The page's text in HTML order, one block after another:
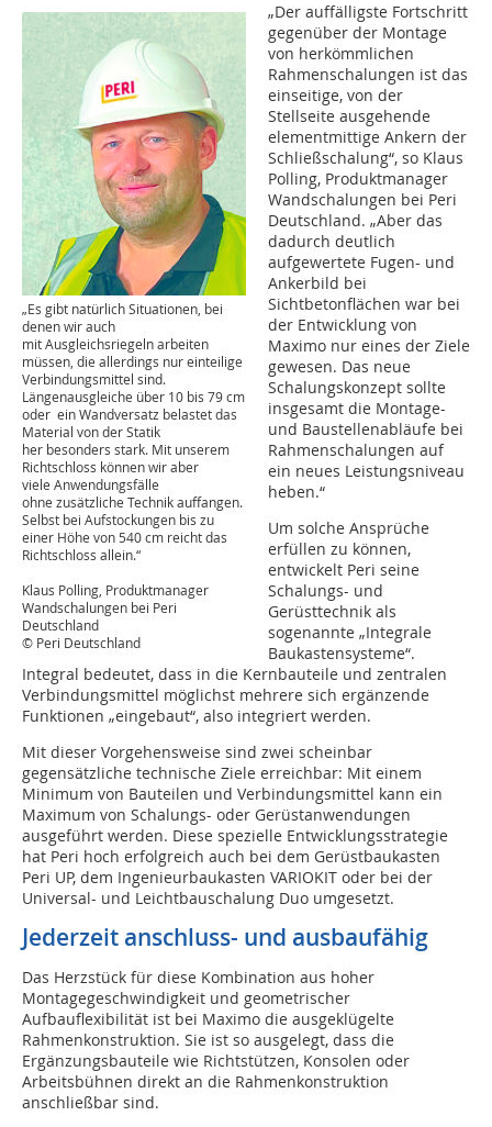
„Es gibt natürlich Situationen, bei
denen wir auch
mit Ausgleichsriegeln arbeiten
müssen, die allerdings nur einteilige
Verbindungsmittel sind.
Längenausgleiche über 10 bis 79 cm
oder ein Wandversatz belastet das
Material von der Statik
her besonders stark. Mit unserem
Richtschloss können wir aber
viele Anwendungsfälle
ohne zusätzliche Technik auffangen.
Selbst bei Aufstockungen bis zu
einer Höhe von 540 cm reicht das
Richtschloss allein.“
Klaus Polling, Produktmanager
Wandschalungen bei Peri
Deutschland
© Peri Deutschland
„Der auffälligste Fortschritt
gegenüber der Montage
von herkömmlichen
Rahmenschalungen ist das
einseitige, von der
Stellseite ausgehende
elementmittige Ankern der
Schließschalung“, so Klaus
Polling, Produktmanager
Wandschalungen bei Peri
Deutschland. „Aber das
dadurch deutlich
aufgewertete Fugen- und
Ankerbild bei
Sichtbetonflächen war bei
der Entwicklung von
Maximo nur eines der Ziele
gewesen. Das neue
Schalungskonzept sollte
insgesamt die Montage-
und Baustellenabläufe bei
Rahmenschalungen auf
ein neues Leistungsniveau
heben.“
Um solche Ansprüche
erfüllen zu können,
entwickelt Peri seine
Schalungs- und
Gerüsttechnik als
sogenannte „Integrale
Baukastensysteme“.
Integral bedeutet, dass in die Kernbauteile und zentralen
Verbindungsmittel möglichst mehrere sich ergänzende
Funktionen „eingebaut“, also integriert werden.
Mit dieser Vorgehensweise sind zwei scheinbar
gegensätzliche technische Ziele erreichbar: Mit einem
Minimum von Bauteilen und Verbindungsmittel kann ein
Maximum von Schalungs- oder Gerüstanwendungen
ausgeführt werden. Diese spezielle Entwicklungsstrategie
hat Peri hoch erfolgreich auch bei dem Gerüstbaukasten
Peri UP, dem Ingenieurbaukasten VARIOKIT oder bei der
Universal- und Leichtbauschalung Duo umgesetzt.
Jederzeit anschluss- und ausbaufähig
Das Herzstück für diese Kombination aus hoher
Montagegeschwindigkeit und geometrischer
Aufbauflexibilität ist bei Maximo die ausgeklügelte
Rahmenkonstruktion. Sie ist so ausgelegt, dass die
Ergänzungsbauteile wie Richtstützen, Konsolen oder
Arbeitsbühnen direkt an die Rahmenkonstruktion
anschließbar sind.